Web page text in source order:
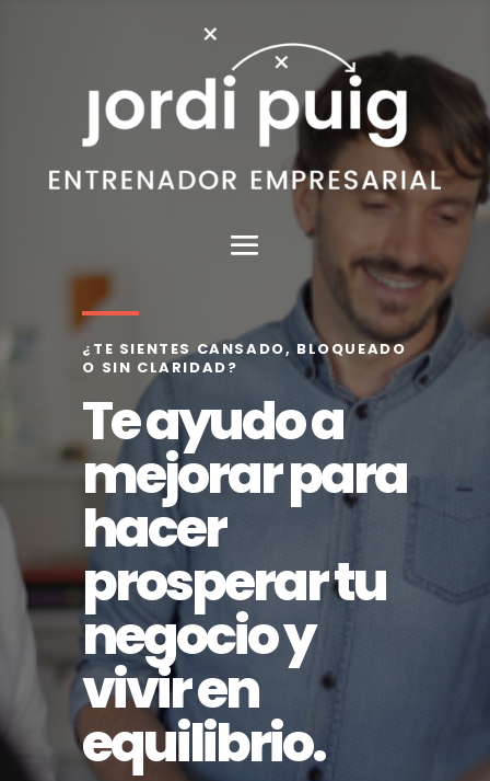
¿TE SIENTES CANSADO, BLOQUEADO
O SIN CLARIDAD?
Te ayudo a
mejorar para
hacer
prosperar tu
negocio y
vivir en
equilibrio.